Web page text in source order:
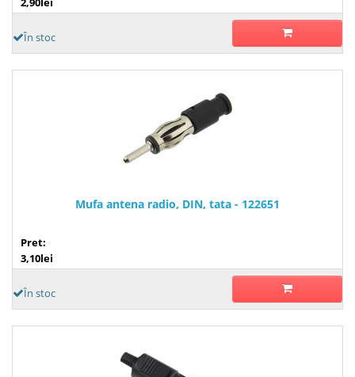
În stoc
Mufa antena radio, DIN, tata - 122651
Pret:
3,10lei
În stoc